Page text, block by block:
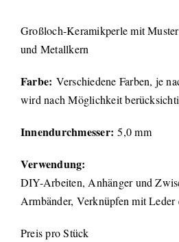
Großloch-Keramikperle mit
und Metallkern
Farbe: Verschiedene Farben, je
wird nach Möglichkeit
Innendurchmesser: 5,0 mm
Verwendung:
DIY-Arbeiten, Anhänger und
Armbänder, Verknüpfen mit Leder
Preis pro Stück